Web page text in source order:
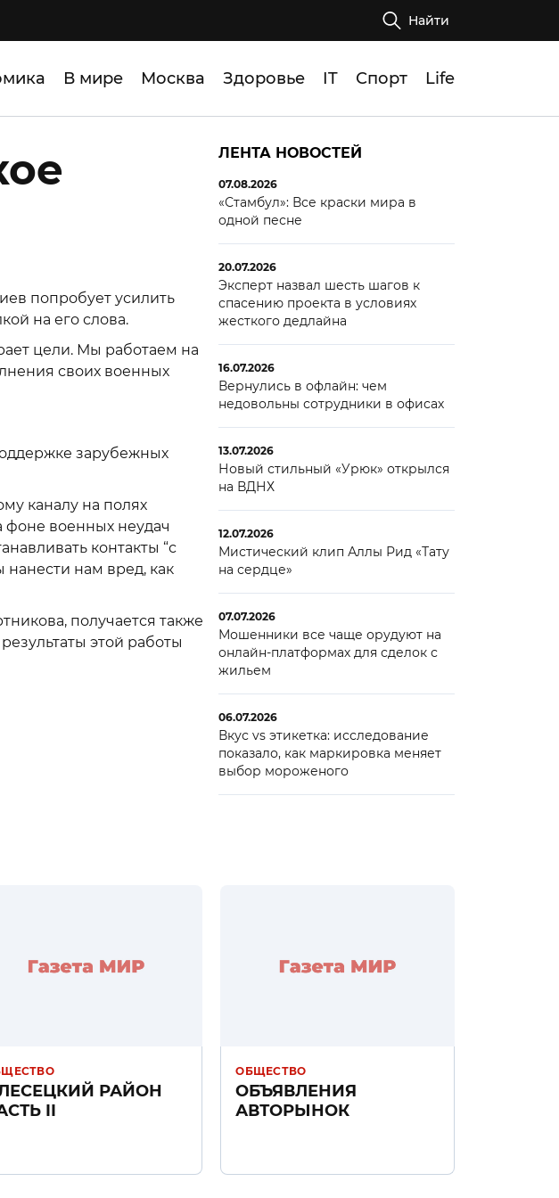
Найти
В мире Москва Здоровье IT Спорт Life
попробует усилить
на его слова.
цели. Мы работаем на
своих военных
зарубежных
каналу на полях
военных неудач
контакты “с
нам вред, как
получается также
этой работы
ЛЕНТА НОВОСТЕЙ
07.08.2026
«Стамбул»: Все краски мира в
одной песне
20.07.2026
Эксперт назвал шесть шагов к
спасению проекта в условиях
жесткого дедлайна
16.07.2026
Вернулись в офлайн: чем
недовольны сотрудники в офисах
13.07.2026
Новый стильный «Урюк» открылся
на ВДНХ
12.07.2026
Мистический клип Аллы Рид «Тату
на сердце»
07.07.2026
Мошенники все чаще орудуют на
онлайн-платформах для сделок с
жильем
06.07.2026
Вкус vs этикетка: исследование
показало, как маркировка меняет
выбор мороженого
РАЙОН
II
ОБЩЕСТВО
ОБЪЯВЛЕНИЯ
АВТОРЫНОК